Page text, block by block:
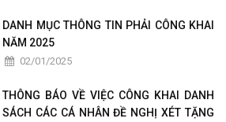
DANH MỤC THÔNG TIN PHẢI CÔNG KHAI
NĂM 2025
02/01/2025
THÔNG BÁO VỀ VIỆC CÔNG KHAI DANH
SÁCH CÁC CÁ NHÂN ĐỀ NGHỊ XÉT TẶNG